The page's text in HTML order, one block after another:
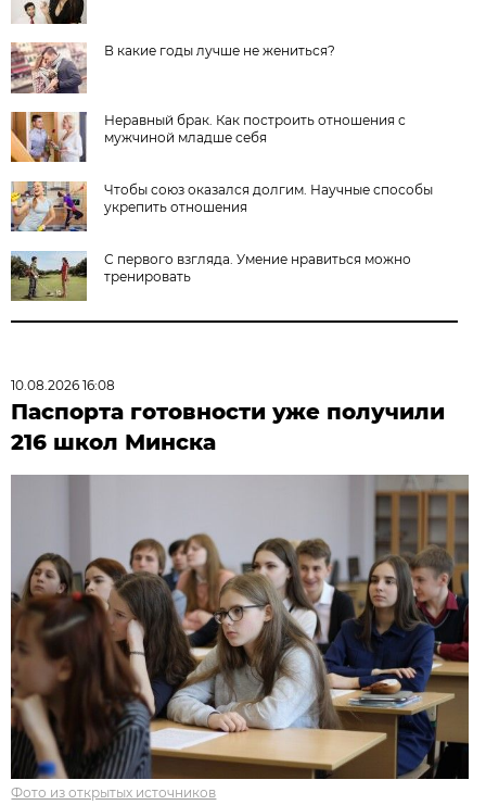
В какие годы лучше не жениться?
Неравный брак. Как построить отношения с
мужчиной младше себя
Чтобы союз оказался долгим. Научные способы
укрепить отношения
С первого взгляда. Умение нравиться можно
тренировать
10.08.2026 16:08
Паспорта готовности уже получили
216 школ Минска
Фото из открытых источников